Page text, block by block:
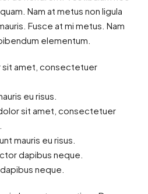
Nam at metus non ligula
Fusce at mi metus. Nam
elementum.
sit amet, consectetuer
eu risus.
sit amet, consectetuer
mauris eu risus.
dapibus neque.
neque.